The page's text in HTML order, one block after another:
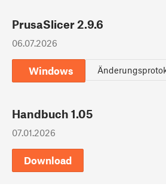
PrusaSlicer 2.9.6
06.07.2026
Windows
Handbuch 1.05
07.01.2026
Download